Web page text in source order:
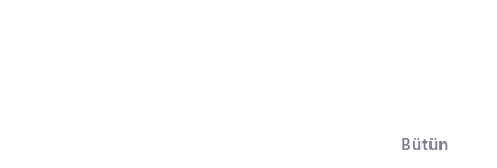
Bütün